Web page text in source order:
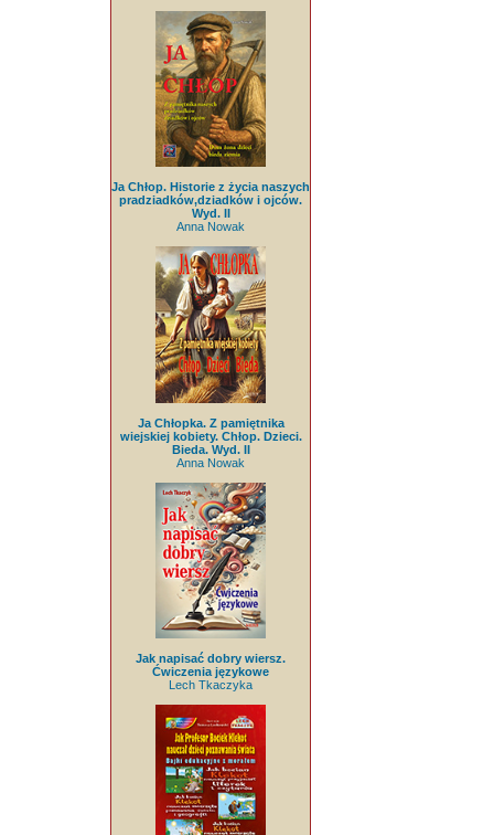
Ja Chłop. Historie z życia naszych
pradziadków,dziadków i ojców.
Wyd. II
Anna Nowak
Ja Chłopka. Z pamiętnika
wiejskiej kobiety. Chłop. Dzieci.
Bieda. Wyd. II
Anna Nowak
Jak napisać dobry wiersz.
Ćwiczenia językowe
Lech Tkaczyka